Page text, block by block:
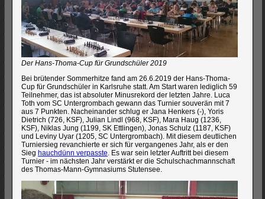
Der Hans-Thoma-Cup für Grundschüler 2019
Bei brütender Sommerhitze fand am 26.6.2019 der Hans-Thoma-
Cup für Grundschüler in Karlsruhe statt. Am Start waren lediglich 59
Teilnehmer, das ist absoluter Minusrekord der letzten Jahre. Luca
Toth vom SC Untergrombach gewann das Turnier souverän mit 7
aus 7 Punkten. Nacheinander schlug er Jana Henkers (-), Yoris
Dietrich (726, KSF), Julian Lindl (968, KSF), Mara Haug (1236,
KSF), Niklas Jung (1199, SK Ettlingen), Jonas Schulz (1187, KSF)
und Leviny Uyar (1205, SC Untergrombach). Mit diesem deutlichen
Turniersieg revanchierte er sich für vergangenes Jahr, als er den
Sieg hauchdünn verpasste . Es war sein letzter Auftritt bei diesem
Turnier - im nächsten Jahr verstärkt er die Schulschachmannschaft
des Thomas-Mann-Gymnasiums Stutensee.